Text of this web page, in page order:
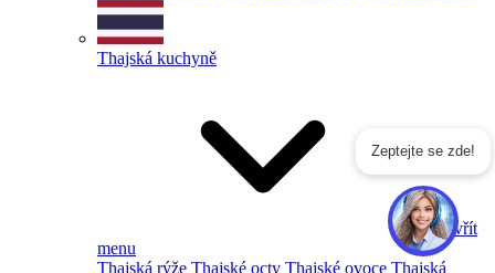
Thajská kuchyně
Otevřít
menu
Thajská rýže Thajské octy Thajské ovoce Thajská
Zeptejte se zde!